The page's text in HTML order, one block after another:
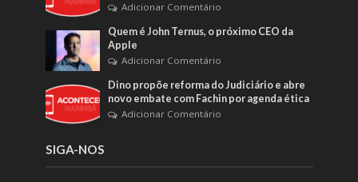
Adicionar Comentário
Quem é John Ternus, o próximo CEO da
Apple
Adicionar Comentário
Dino propõe reforma do Judiciário e abre
novo embate com Fachin por agenda ética
Adicionar Comentário
SIGA-NOS